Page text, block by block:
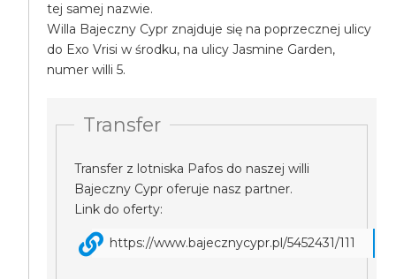
tej samej nazwie.
Willa Bajeczny Cypr znajduje się na poprzecznej ulicy
do Exo Vrisi w środku, na ulicy Jasmine Garden,
numer willi 5.
Transfer
Transfer z lotniska Pafos do naszej willi
Bajeczny Cypr oferuje nasz partner.
Link do oferty:
https://www.bajecznycypr.pl/5452431/111